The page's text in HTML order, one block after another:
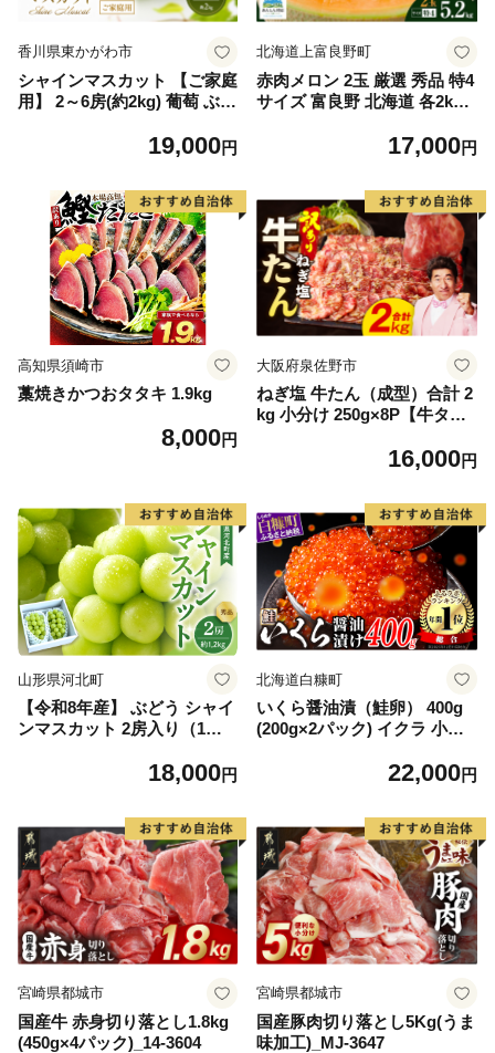
香川県東かがわ市
シャインマスカット 【ご家庭
用】 2～6房(約2kg) 葡萄 ぶど
もの 果実 旬の果物 旬のフル
19,000円
北海道上富良野町
赤肉メロン 2玉 厳選 秀品 特4
サイズ 富良野 北海道 各2kg
富良野 メロン めろん 果物 く
17,000円
高知県須崎市
藁焼きかつおタタキ 1.9kg
8,000円
大阪府泉佐野市
ねぎ塩 牛たん（成型）合計 2
kg 小分け 250g×8P【牛タン
16,000円
山形県河北町
【令和8年産】 ぶどう シャイ
ンマスカット 2房入り（1房6
産【山形eLab】 ka074-023-r
18,000円
北海道白糠町
いくら醤油漬（鮭卵） 400g
(200g×2パック) イクラ 小分
くら醤油漬け 鮭 鮭卵 ikura
大好評品 北海道 白糠町
22,000円
宮崎県都城市
国産牛 赤身切り落とし1.8kg
(450g×4パック)_14-3604
宮崎県都城市
国産豚肉切り落とし5Kg(うま
味加工)_MJ-3647